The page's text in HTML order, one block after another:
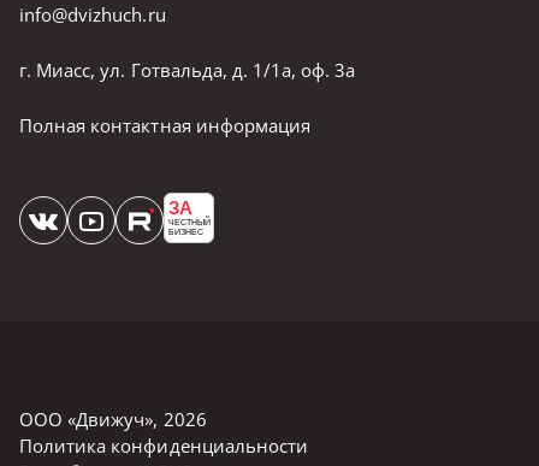
info@dvizhuch.ru
г. Миасс, ул. Готвальда, д. 1/1а, оф. 3а
Полная контактная информация
ЗА
ЧЕСТНЫЙ
БИЗНЕС
ООО «Движуч», 2026
Политика конфиденциальности